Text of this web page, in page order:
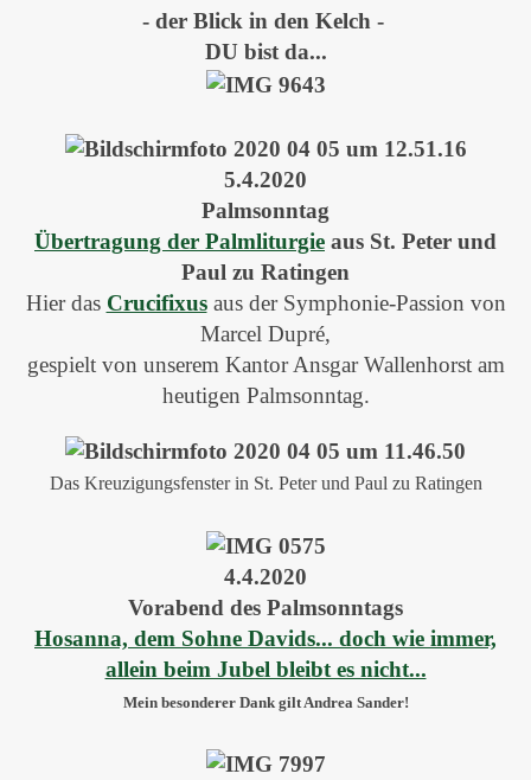
- der Blick in den Kelch -
DU bist da...
5.4.2020
Palmsonntag
Übertragung der Palmliturgie aus St. Peter und
Paul zu Ratingen
Hierdas Crucifixus aus der Symphonie-Passion von
Marcel Dupré,
gespielt von unserem Kantor Ansgar Wallenhorst am
heutigen Palmsonntag.
Das Kreuzigungsfenster in St. Peter und Paul zu Ratingen
4.4.2020
Vorabend des Palmsonntags
Hosanna, dem Sohne Davids... doch wie immer,
allein beim Jubel bleibt es nicht...
Mein besonderer Dank gilt Andrea Sander!